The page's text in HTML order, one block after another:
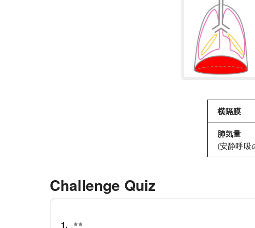
横隔膜
肺気量
(安静呼吸
Challenge Quiz
1.